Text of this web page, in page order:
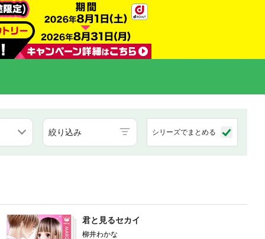
絞り込み シリーズでまとめる
君と見るセカイ
柳井わかな